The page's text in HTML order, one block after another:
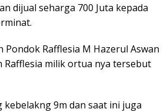
dijual seharga 700 Juta kepada
Pondok Rafflesia M Hazerul Aswan
Rafflesia milik ortua nya tersebut
9m dan saat ini juga